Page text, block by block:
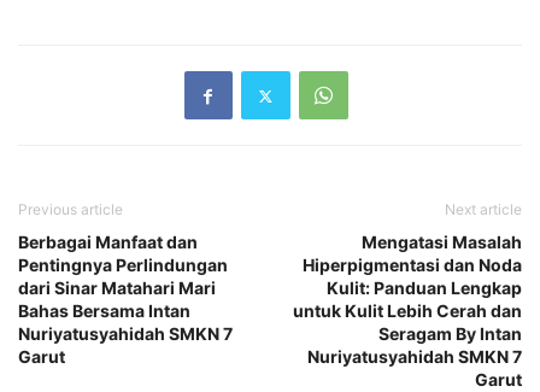
Previous article
Berbagai Manfaat dan
Pentingnya Perlindungan
dari Sinar Matahari Mari
Bahas Bersama Intan
Nuriyatusyahidah SMKN 7
Garut
Next article
Mengatasi Masalah
Hiperpigmentasi dan Noda
Kulit: Panduan Lengkap
untuk Kulit Lebih Cerah dan
Seragam By Intan
Nuriyatusyahidah SMKN 7
Garut